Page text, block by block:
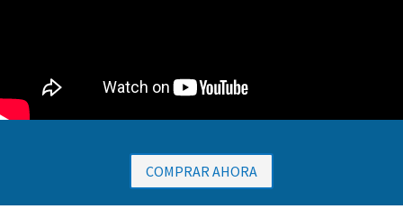
COMPRAR AHORA